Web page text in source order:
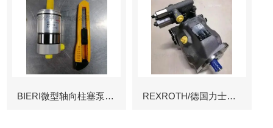
BIERI微型轴向柱塞泵AKP REXROTH/德国力士乐叶片泵